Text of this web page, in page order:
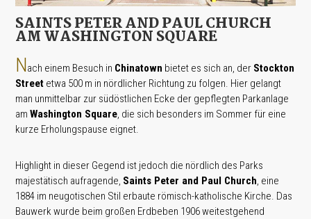
SAINTS PETER AND PAUL CHURCH
AM WASHINGTON SQUARE
Nach einem Besuch in Chinatown bietet es sich an, der Stockton
Street etwa 500 m in nördlicher Richtung zu folgen. Hier gelangt
man unmittelbar zur südöstlichen Ecke der gepflegten Parkanlage
amWashington Square, die sich besonders im Sommer für eine
kurze Erholungspause eignet.
Highlight in dieser Gegend ist jedoch die nördlich des Parks
majestätisch aufragende, Saints Peter and Paul Church, eine
1884 im neugotischen Stil erbaute römisch-katholische Kirche. Das
Bauwerk wurde beim großen Erdbeben 1906 weitestgehend